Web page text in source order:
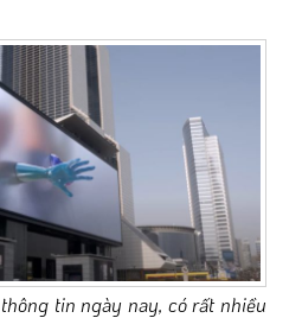
tin ngày nay, có rất nhiều